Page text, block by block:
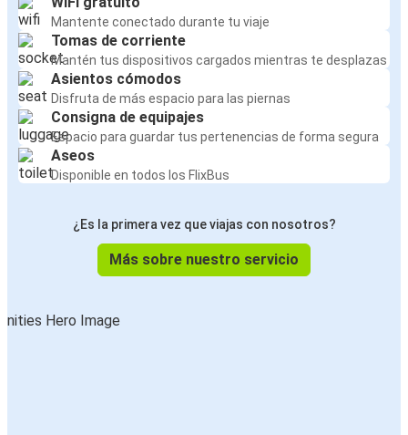
Mantente conectado durante tu viaje
Tomas de corriente
Mantén tus dispositivos cargados mientras te desplazas
Asientos cómodos
Disfruta de más espacio para las piernas
Consigna de equipajes
Espacio para guardar tus pertenencias de forma segura
Aseos
Disponible en todos los FlixBus
¿Es la primera vez que viajas con nosotros?
Más sobre nuestro servicio